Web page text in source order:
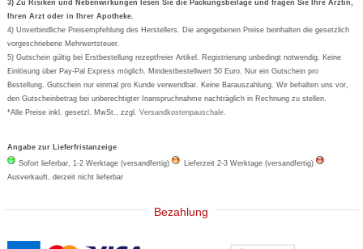
Wick
Eucerin
Basica
3) Zu Risiken und Nebenwirkungen lesen Sie die Packungsbeilage und fragen Sie Ihre Ärztin,
Ihren Arzt oder in Ihrer Apotheke.
4) Unverbindliche Preisempfehlung des Herstellers. Die angegebenen Preise beinhalten die gesetzlich
vorgeschriebene Mehrwertsteuer.
5) Gutschein gültig bei Erstbestellung rezeptfreier Artikel. Registrierung unbedingt notwendig. Keine
Einlösung über Pay-Pal Express möglich. Mindestbestellwert 50 Euro. Nur ein Gutschein pro
Bestellung. Gutschein nur einmal pro Kunde verwendbar. Keine Barauszahlung. Wir behalten uns vor,
den Gutscheinbetrag bei unberechtigter Inanspruchnahme nachträglich in Rechnung zu stellen.
*Alle Preise inkl. gesetzl. MwSt., zzgl.Versandkostenpauschale
Angabe zur Lieferfristanzeige
Sofort lieferbar, 1-2 Werktage (versandfertig)
Lieferzeit 2-3 Werktage (versandfertig)
Ausverkauft, derzeit nicht lieferbar
Bezahlung